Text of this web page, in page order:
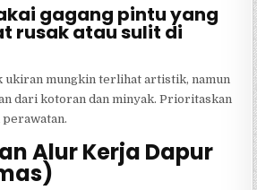
gagang pintu yang
rusak atau sulit di
ukiran mungkin terlihat artistik, namun
dari kotoran dan minyak. Prioritaskan
perawatan.
Alur Kerja Dapur